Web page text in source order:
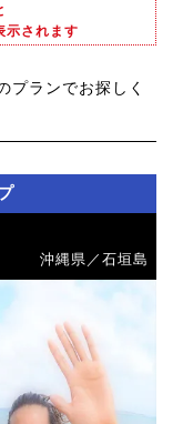
示されます
ランでお探しく
沖縄県／石垣島